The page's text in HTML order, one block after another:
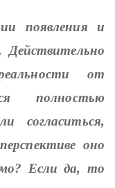
появления и
Действительно
от
полностью
согласиться,
оно
Если да, то